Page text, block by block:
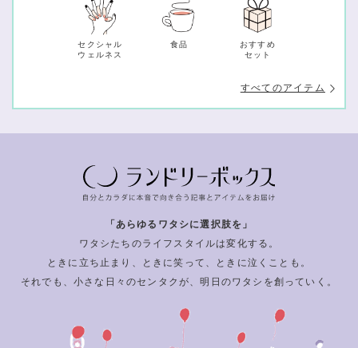
セクシャル
ウェルネス
食品
おすすめ
セット
すべてのアイテム
「あらゆるワタシに選択肢を」
ワタシたちのライフスタイルは変化する。
ときに立ち止まり、ときに笑って、ときに泣くことも。
それでも、小さな日々のセンタクが、明日のワタシを創っていく。